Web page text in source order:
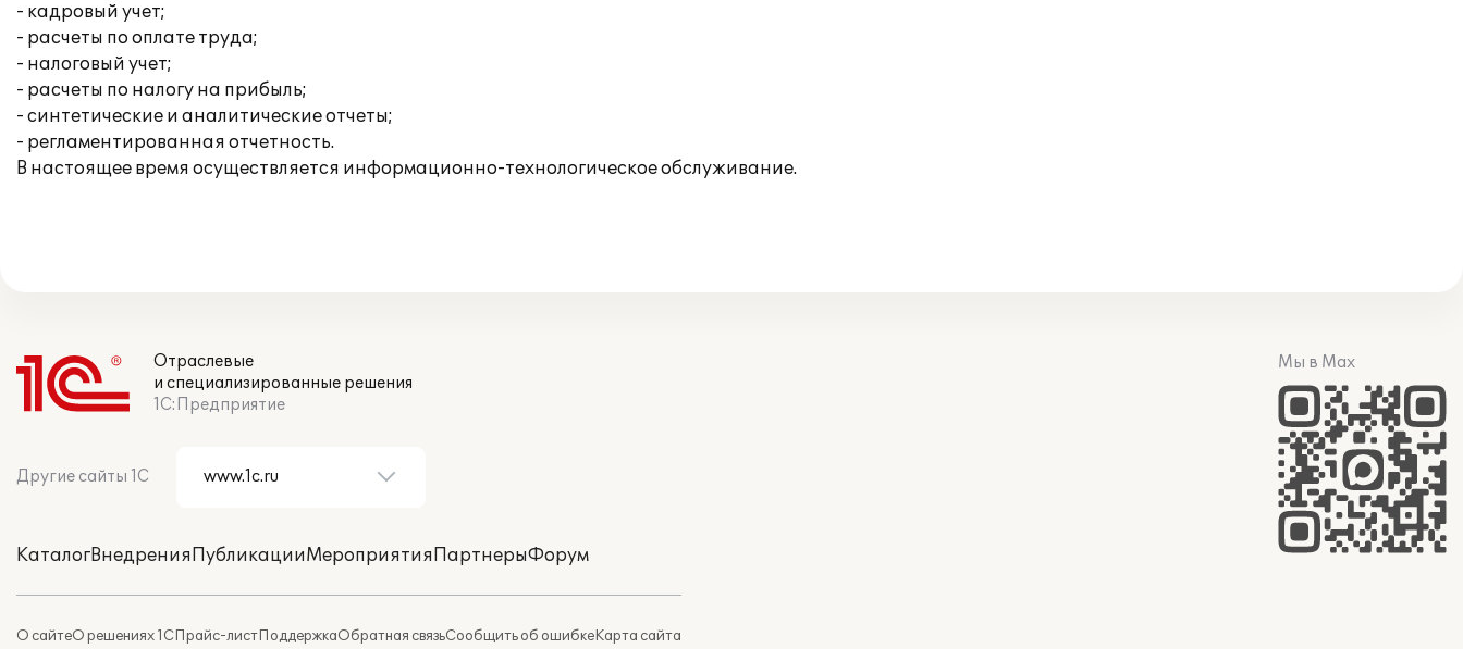
- кадровый учет;
- расчеты по оплате труда;
- налоговый учет;
- расчеты по налогу на прибыль;
- синтетические и аналитические отчеты;
- регламентированная отчетность.
В настоящее время осуществляется информационно-технологическое обслуживание.
Отраслевые
и специализированные решения
1С:Предприятие
Другие сайты 1С
КаталогВнедренияПубликацииМероприятияПартнерыФорум
О сайтеО решениях 1СПрайс-листПоддержкаОбратная связьСообщить об ошибкеКарта сайта
Мы в Max